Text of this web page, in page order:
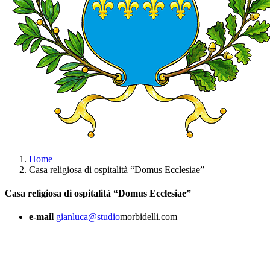
Home
Casa religiosa di ospitalità “Domus Ecclesiae”
Casa religiosa di ospitalità “Domus Ecclesiae”
e-mail gianluca@studiomorbidelli.com